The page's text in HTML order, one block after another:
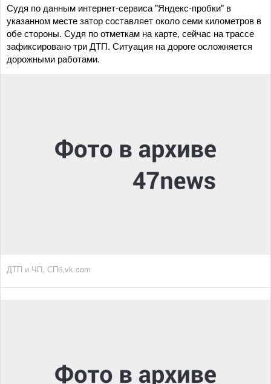
Судя по данным интернет-сервиса "Яндекс-пробки" в
указанном месте затор составляет около семи километров в
обе стороны. Судя по отметкам на карте, сейчас на трассе
зафиксировано три ДТП. Ситуация на дороге осложняется
дорожными работами.
ДТП и ЧП, СПб,vk.com